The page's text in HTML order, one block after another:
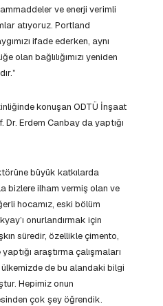
ve enerji verimli
atıyoruz. Portland
ifade ederken, aynı
olan bağlılığımızı yeniden
konuşan ODTÜ İnşaat
Dr. Erdem Canbay da yaptığı
büyük katkılarda
bizlere ilham vermiş olan ve
hocamız, eski bölüm
onurlandırmak için
süredir, özellikle çimento,
araştırma çalışmaları
de bu alandaki bilgi
Hepimiz onun
çok şey öğrendik.